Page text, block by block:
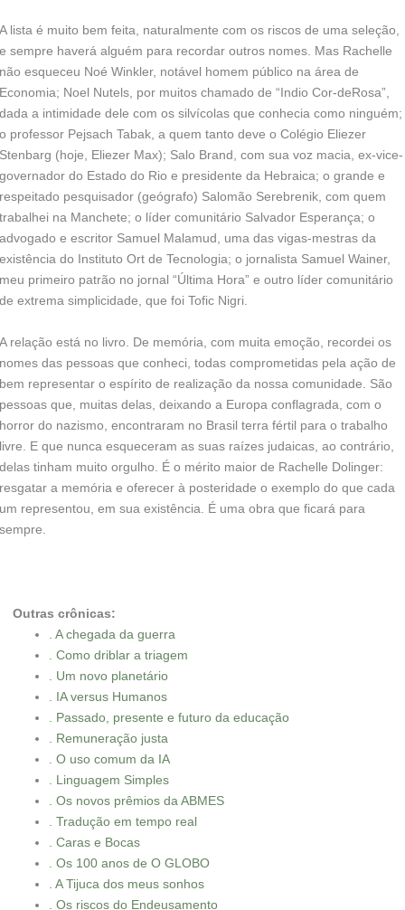
A lista é muito bem feita, naturalmente com os riscos de uma seleção,
e sempre haverá alguém para recordar outros nomes. Mas Rachelle
não esqueceu Noé Winkler, notável homem público na área de
Economia; Noel Nutels, por muitos chamado de “Indio Cor-deRosa”,
dada a intimidade dele com os silvícolas que conhecia como ninguém;
o professor Pejsach Tabak, a quem tanto deve o Colégio Eliezer
Stenbarg (hoje, Eliezer Max); Salo Brand, com sua voz macia, ex-vice-
governador do Estado do Rio e presidente da Hebraica; o grande e
respeitado pesquisador (geógrafo) Salomão Serebrenik, com quem
trabalhei na Manchete; o líder comunitário Salvador Esperança; o
advogado e escritor Samuel Malamud, uma das vigas-mestras da
existência do Instituto Ort de Tecnologia; o jornalista Samuel Wainer,
meu primeiro patrão no jornal “Última Hora” e outro líder comunitário
de extrema simplicidade, que foi Tofic Nigri.
A relação está no livro. De memória, com muita emoção, recordei os
nomes das pessoas que conheci, todas comprometidas pela ação de
bem representar o espírito de realização da nossa comunidade. São
pessoas que, muitas delas, deixando a Europa conflagrada, com o
horror do nazismo, encontraram no Brasil terra fértil para o trabalho
livre. E que nunca esqueceram as suas raízes judaicas, ao contrário,
delas tinham muito orgulho. É o mérito maior de Rachelle Dolinger:
resgatar a memória e oferecer à posteridade o exemplo do que cada
um representou, em sua existência. É uma obra que ficará para
sempre.
Outras crônicas:
. A chegada da guerra
. Como driblar a triagem
. Um novo planetário
. IA versus Humanos
. Passado, presente e futuro da educação
. Remuneração justa
. O uso comum da IA
. Linguagem Simples
. Os novos prêmios da ABMES
. Tradução em tempo real
. Caras e Bocas
. Os 100 anos de O GLOBO
. A Tijuca dos meus sonhos
. Os riscos do Endeusamento